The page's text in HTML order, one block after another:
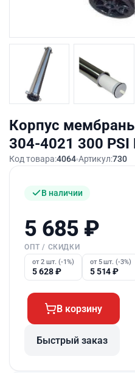
Корпус
304-4021 300 PSI
Код товара:4064 Артикул:730
В наличии
5 685 ₽
ОПТ / СКИДКИ
от 2 шт. (-1%)
5 628₽
от 5 шт. (-3%)
5 514₽
В корзину
Быстрый заказ